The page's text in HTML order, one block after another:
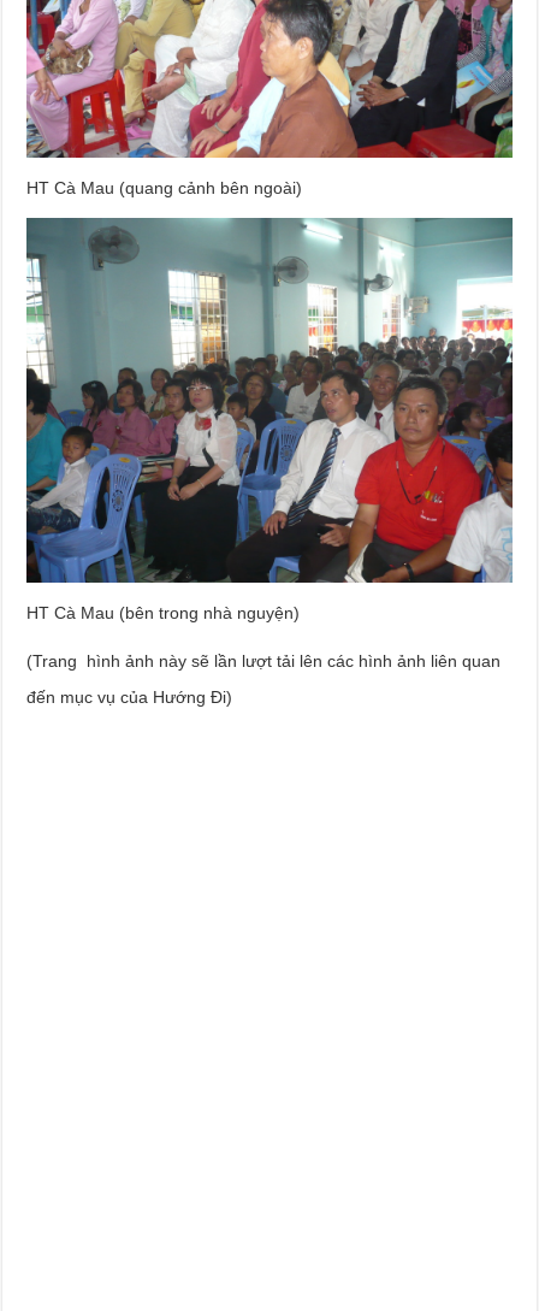
HT Cà Mau (quang cảnh bên ngoài)
HT Cà Mau (bên trong nhà nguyện)
(Trang hình ảnh này sẽ lần lượt tải lên các hình ảnh liên quan
đến mục vụ của Hướng Đi)